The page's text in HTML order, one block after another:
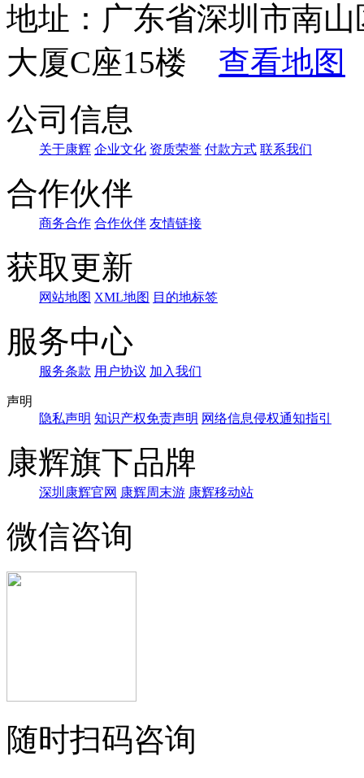
地址：广东省深圳市南
大厦C座15楼 查看地图
公司信息
关于康辉 企业文化 资质荣誉 付款方式 联系我们
合作伙伴
商务合作 合作伙伴 友情链接
获取更新
网站地图 XML地图 目的地标签
服务中心
服务条款 用户协议 加入我们
声明
隐私声明 知识产权免责声明 网络信息侵权通知指引
康辉旗下品牌
深圳康辉官网 康辉周末游 康辉移动站
微信咨询
随时扫码咨询